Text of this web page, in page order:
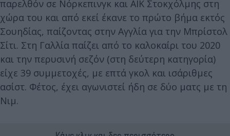
παρελθόν σε Νόρκεπινγκ και ΑΙΚ Στοκχόλμης στη
χώρα του και από εκεί έκανε το πρώτο βήμα εκτός
Σουηδίας, παίζοντας στην Αγγλία για την Μπρίστολ
Σίτι. Στη Γαλλία παίζει από το καλοκαίρι του 2020
και την περυσινή σεζόν (στη δεύτερη κατηγορία)
είχε 39 συμμετοχές, με επτά γκολ και ισάριθμες
ασίστ. Φέτος, έχει αγωνιστεί ήδη σε δύο ματς με τη
Νιμ.